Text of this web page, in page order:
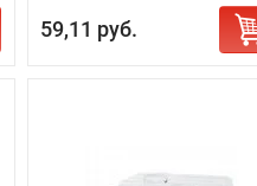
59,11 руб.